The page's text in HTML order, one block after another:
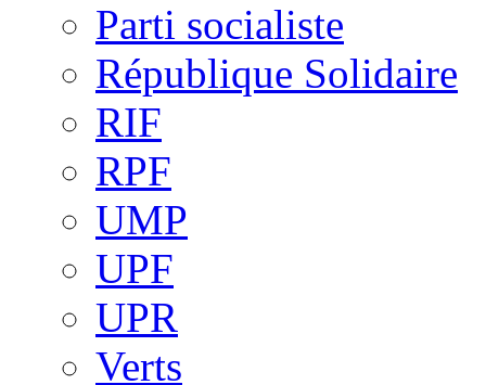
Parti socialiste
République Solidaire
RIF
RPF
UMP
UPF
UPR
Verts